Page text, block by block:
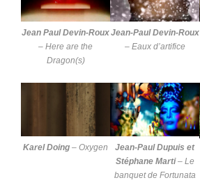
Jean Paul Devin-Roux
–Here are the
Dragon(s)
Jean-Paul Devin-Roux
– Eaux d’artifice
Karel Doing –Oxygen
Jean-Paul Dupuis et
Stéphane Marti– Le
banquet de Fortunata